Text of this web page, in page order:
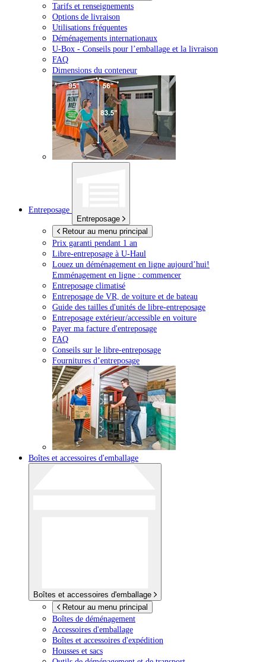
Tarifs et renseignements
Options de livraison
Utilisations fréquentes
Déménagements internationaux
U-Box - Conseils pour l’emballage et la livraison
FAQ
Dimensions du conteneur
Entreposage
Entreposage
Retour au menu principal
Prix garanti pendant 1 an
Libre-entreposage à U-Haul
Louez un déménagement en ligne aujourd’hui!
Emménagement en ligne : commencer
Entreposage climatisé
Entreposage de VR, de voiture et de bateau
Guide des tailles d'unités de libre-entreposage
Entreposage extérieur/accessible en voiture
Payer ma facture d'entreposage
FAQ
Conseils sur le libre-entreposage
Fournitures d’entreposage
Boîtes et accessoires d'emballage
Boîtes et accessoires d'emballage
Retour au menu principal
Boîtes de déménagement
Accessoires d'emballage
Boîtes et accessoires d'expédition
Housses et sacs